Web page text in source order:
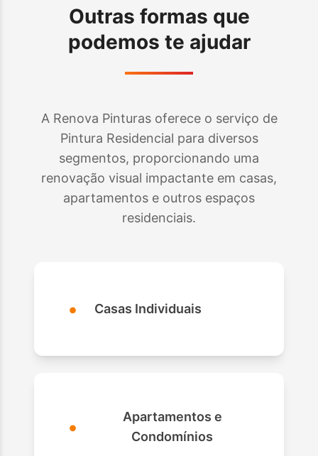
Outras formas que
podemos te ajudar
A Renova Pinturas oferece o serviço de
Pintura Residencial para diversos
segmentos, proporcionando uma
renovação visual impactante em casas,
apartamentos e outros espaços
residenciais.
• Casas Individuais
•
Apartamentos e
Condomínios